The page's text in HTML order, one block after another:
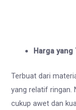
Harga yang
Terbuat dari
yang relatif ringan.
cukup awet dan